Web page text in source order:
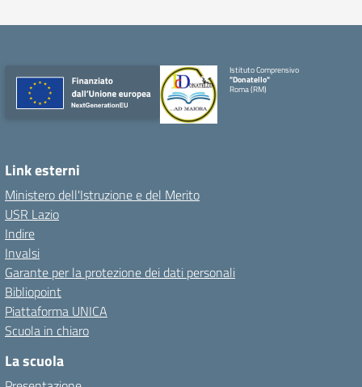
Istituto Comprensivo
"Donatello"
Roma (RM)
Link esterni
Ministero dell'Istruzione e del Merito
USR Lazio
Indire
Invalsi
Garante per la protezione dei dati personali
Bibliopoint
Piattaforma UNICA
Scuola in chiaro
La scuola